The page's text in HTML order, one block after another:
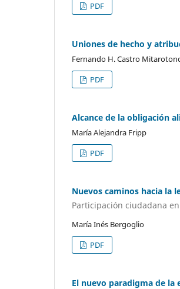
PDF
Uniones de hecho y
Fernando H. Castro
PDF
Alcance de la obligación
María Alejandra Fripp
PDF
Nuevos caminos hacia la
Participación ciudadana
María Inés Bergoglio
PDF
El nuevo paradigma de